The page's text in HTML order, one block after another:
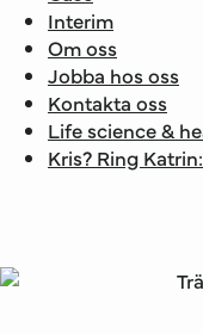
Interim
Om oss
Jobba hos oss
Kontakta oss
Life science &
Kris? Ring